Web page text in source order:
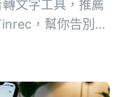
文字工具，推薦
，幫你告別手